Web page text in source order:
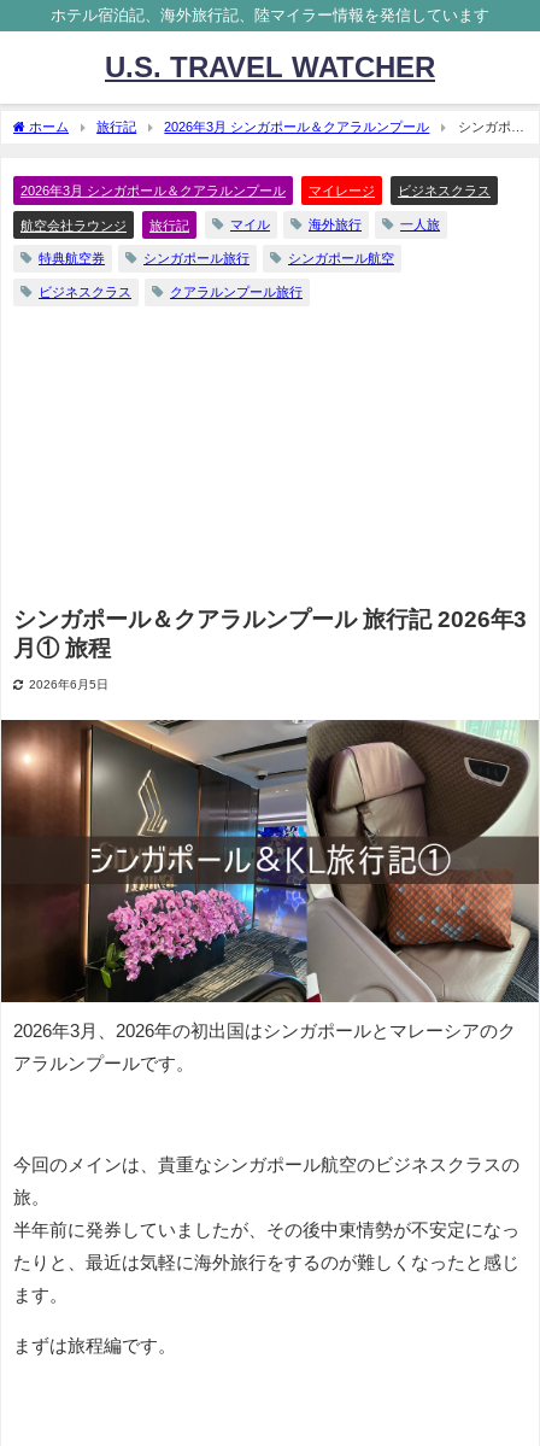
ホテル宿泊記、海外旅行記、陸マイラー情報を発信しています
U.S. TRAVEL WATCHER
ホーム 旅行記 2026年3月 シンガポール＆クアラルンプール
シンガポー
2026年3月 シンガポール＆クアラルンプール マイレージ ビジネスクラス
航空会社ラウンジ 旅行記 マイル 海外旅行 一人旅
特典航空券 シンガポール旅行 シンガポール航空
ビジネスクラス クアラルンプール旅行
シンガポール＆クアラルンプール 旅行記 2026年3
月① 旅程
2026年6月5日
2026年3月、2026年の初出国はシンガポールとマレーシアのク
アラルンプールです。
今回のメインは、貴重なシンガポール航空のビジネスクラスの
旅。
半年前に発券していましたが、その後中東情勢が不安定になっ
たりと、最近は気軽に海外旅行をするのが難しくなったと感じ
ます。
まずは旅程編です。